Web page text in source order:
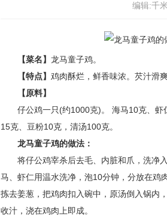
编辑:千
【菜名】 龙马童子鸡。
【特点】 鸡肉酥烂，鲜香味浓。芡汁滑
【原料】
仔公鸡一只(约1000克)。 海马10克、虾
15克、豆粉10克，清汤100克。
龙马童子鸡的做法：
将仔公鸡宰杀后去毛、内脏和爪，洗净入
马、虾仁用温水洗净，泡10分钟，分放在鸡
拣去姜葱，把鸡肉扣入碗中，原汤倒入锅内
收汁，浇在鸡肉上即成。